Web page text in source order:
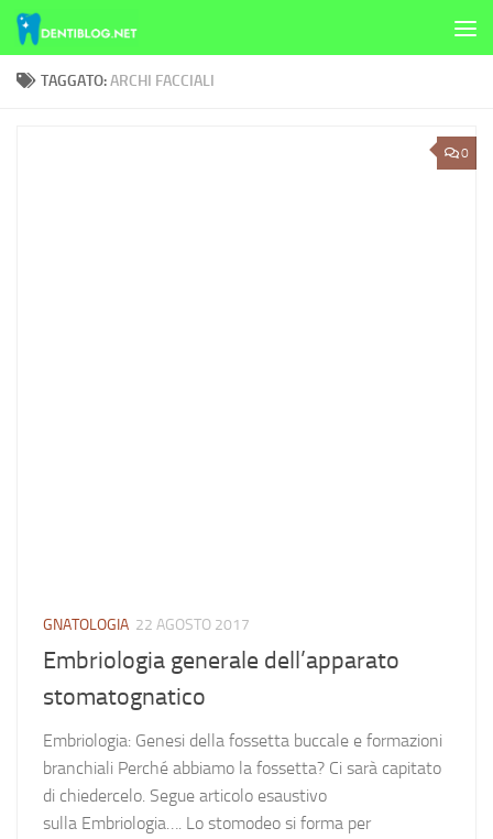
Skip to content
TAGGATO:ARCHI FACCIALI
0
GNATOLOGIA 22 AGOSTO 2017
Embriologia generale dell’apparato
stomatognatico
Embriologia: Genesi della fossetta buccale e formazioni
branchiali Perché abbiamo la fossetta? Ci sarà capitato
di chiedercelo. Segue articolo esaustivo
sulla Embriologia…. Lo stomodeo si forma per